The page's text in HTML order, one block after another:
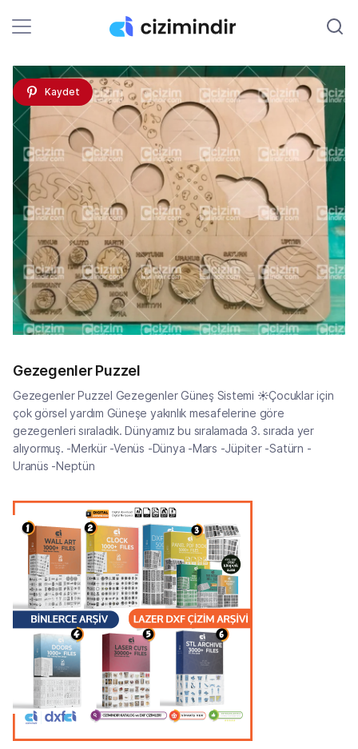
Kaydet
Gezegenler Puzzel
Gezegenler Puzzel Gezegenler Güneş Sistemi ☀Çocuklar için
çok görsel yardım Güneşe yakınlık mesafelerine göre
gezegenleri sıraladık. Dünyamız bu sıralamada 3. sırada yer
alıyormuş. -Merkür -Venüs -Dünya -Mars -Jüpiter -Satürn -
Uranüs -Neptün